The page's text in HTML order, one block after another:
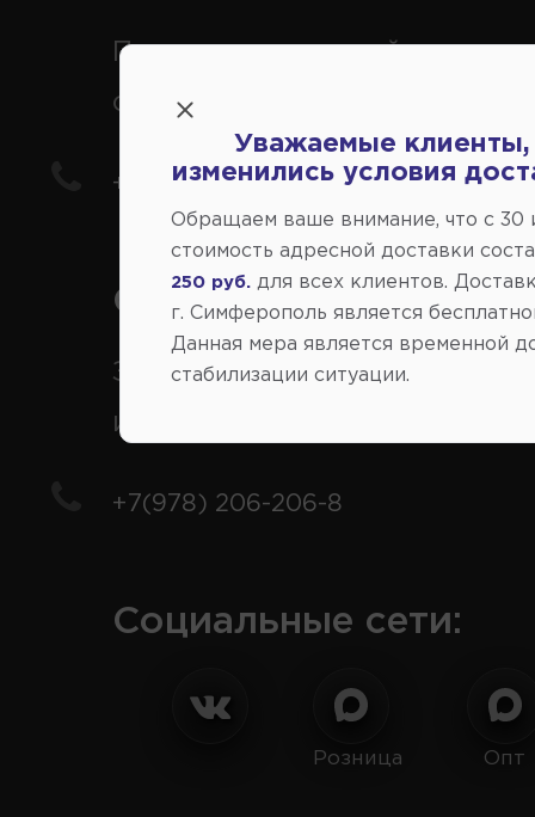
Продажа запчастей на
отечественные авто
+7(978) 206-206-5
Справочный центр:
Заказ шин, дисков,
иномарки
+7(978) 206-206-8
Социальные сети:
Розница Опт
Уважаемые клиенты,
изменились условия
Обращаем ваше внимание, что c 30
стоимость адресной доставки
250 руб.
для всех клиентов.
г. Симферополь является
Данная мера является временной
стабилизации ситуации.